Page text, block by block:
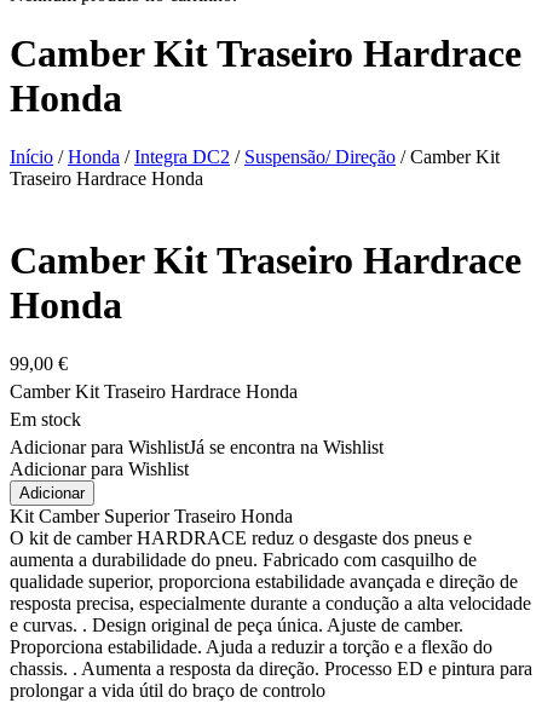
Camber Kit Traseiro Hardrace
Honda
Início /Honda /Integra DC2 / Suspensão/ Direção / Camber Kit
Traseiro Hardrace Honda
Camber Kit Traseiro Hardrace
Honda
99,00 €
Camber Kit Traseiro Hardrace Honda
Em stock
Adicionar para WishlistJá se encontra na Wishlist
Adicionar para Wishlist
Quantidade
de
Camber
Kit
Traseiro
Hardrace
Honda
Adicionar
Kit Camber Superior Traseiro Honda
O kit de camber HARDRACE reduz o desgaste dos pneus e
aumenta a durabilidade do pneu. Fabricado com casquilho de
qualidade superior, proporciona estabilidade avançada e direção de
resposta precisa, especialmente durante a condução a alta velocidade
e curvas. . Design original de peça única. Ajuste de camber.
Proporciona estabilidade. Ajuda a reduzir a torção e a flexão do
chassis. . Aumenta a resposta da direção. Processo ED e pintura para
prolongar a vida útil do braço de controlo